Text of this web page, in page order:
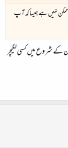
ممکن نہیں ہے جیسا کہ آپ
کے شروع میں کسی لگیچر